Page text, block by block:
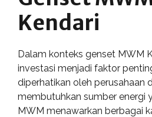
Kendari
Dalam konteks genset MWM
investasi menjadi faktor
diperhatikan oleh perusahaan
membutuhkan sumber energi
MWM menawarkan berbagai